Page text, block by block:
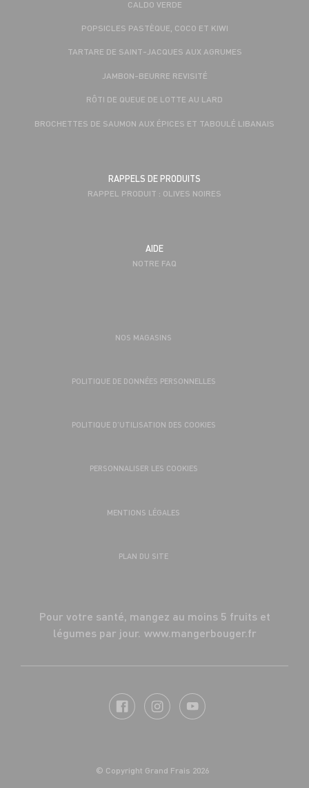
CALDO VERDE
POPSICLES PASTÈQUE, COCO ET KIWI
TARTARE DE SAINT-JACQUES AUX AGRUMES
JAMBON-BEURRE REVISITÉ
RÔTI DE QUEUE DE LOTTE AU LARD
BROCHETTES DE SAUMON AUX ÉPICES ET TABOULÉ LIBANAIS
RAPPELS DE PRODUITS
RAPPEL PRODUIT : OLIVES NOIRES
AIDE
NOTRE FAQ
NOS MAGASINS
POLITIQUE DE DONNÉES PERSONNELLES
POLITIQUE D’UTILISATION DES COOKIES
PERSONNALISER LES COOKIES
MENTIONS LÉGALES
PLAN DU SITE
Pour votre santé, mangez au moins 5 fruits et
légumes par jour. www.mangerbouger.fr
© Copyright Grand Frais 2026